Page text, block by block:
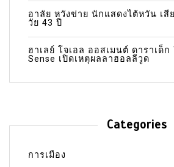
อาลัย หวังข่าย นักแสดงไต้หวัน เ
วัย 43 ปี
ฮาเลย์ โจเอล ออสเมนต์ ดาราเด็ก
Sense เปิดเหตุผลลาฮอลลีวูด
Categories
การเมือง